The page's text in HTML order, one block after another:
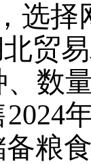
选
贸
数
粮